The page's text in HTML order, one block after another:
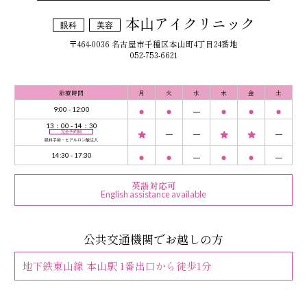
眼科 美容 本山アイクリニック
〒464-0036 名古屋市千種区本山町4丁目24番地
052-753-6621
診療時間 月 火 水 木 金 土
9:00 - 12:00
13：00 - 14：30
完全予約制
眼科手術・ヒアルロン酸注入
14:30 - 17:30
英語対応可
English assistance available
公共交通機関でお越しの方
地下鉄東山線 本山駅 1番出口から徒歩1分